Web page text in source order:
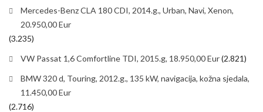
Mercedes-Benz CLA 180 CDI, 2014.g., Urban, Navi, Xenon,
20.950,00 Eur
(3.235)
VW Passat 1,6 Comfortline TDI, 2015.g, 18.950,00 Eur(2.821)
BMW 320 d, Touring, 2012.g., 135 kW, navigacija, kožna sjedala,
11.450,00 Eur
(2.716)